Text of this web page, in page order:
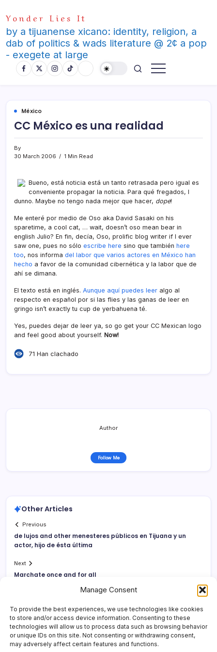
Manage Consent
To provide the best experiences, we use technologies like cookies
to store and/or access device information. Consenting to these
technologies will allow us to process data such as browsing behavior
or unique IDs on this site. Not consenting or withdrawing consent,
may adversely affect certain features and functions.
to
content
Yonder Lies It
by a tijuanense xicano: identity, religion, a
dab of politics & wads literature @ 2¢ a pop
- exegete at large
México
CC México es una realidad
By
30 March 2006
1 Min Read
Bueno, está noticia está un tanto retrasada pero igual es
conveniente propagar la noticia. Para qué fregados, I
dunno. Maybe no tengo nada mejor que hacer, dope!
Me enteré por medio de Oso aka David Sasaki on his
sparetime, a cool cat, … wait, doesn’t oso mean bear in
english Julio? En fin, decí­a, Oso, prolific blog writer if I ever
saw one, pues no sólo escribe here sino que también here
too, nos informa del labor que varios actores en México han
hecho a favor de la comunidad cibernética y la labor que de
ahí­ se dimana.
El texto está en inglés. Aunque aquí­ puedes leer algo al
respecto en español por si las flies y las ganas de leer en
gringo isn’t exactly tu cup de yerbahuena té.
Yes, puedes dejar de leer ya, so go get your CC Mexican logo
and feel good about yourself. Now!
71 Han clachado
Author
Follow Me
Other Articles
Previous
de lujos and other menesteres públicos en Tijuana y un
actor, hijo de ésta última
Next
Marchate once and for all